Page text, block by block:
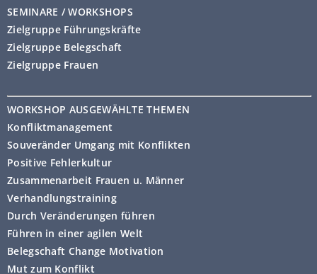
https://clarity.microsoft.com/terms
1 lit. f) DSGVO (Interessenabwägung)
erfolgt; dies gilt auch für ein auf diese
Bestimmungen gestütztes Profiling.
Ihre personenbezogenen Daten nicht
mehr verarbeiten, es sei denn, wir
können zwingende schutzwürdige
Gründe für die Verarbeitung
nachweisen, die Ihre Interessen, Rechte
und Freiheiten überwiegen, oder die
Verarbeitung dient der
Geltendmachung, Ausübung oder
Verteidigung von Rechtsansprüchen.
Widerspruch gegen Datenverarbeitung
SEMINARE / WORKSHOPS
Zielgruppe Führungskräfte
Zielgruppe Belegschaft
Zielgruppe Frauen
WORKSHOP AUSGEWÄHLTE THEMEN
Konfliktmanagement
Souveränder Umgang mit Konflikten
Positive Fehlerkultur
Zusammenarbeit Frauen u. Männer
Verhandlungstraining
Durch Veränderungen führen
Führen in einer agilen Welt
Belegschaft Change Motivation
Mut zum Konflikt